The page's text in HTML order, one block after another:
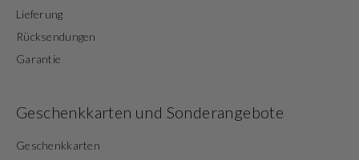
Lieferung
Rücksendungen
Garantie
Geschenkkarten und Sonderangebote
Geschenkkarten